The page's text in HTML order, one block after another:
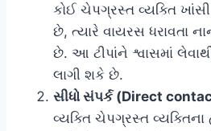
કોઈ ચેપગ્રસ્ત વ્યક્તિ
છે, ત્યારે વાયરસ ધરાવતા
છે. આ ટીપાંને શ્વાસમાં
લાગી શકે છે.
સીધો સંપર્ક (Direct
વ્યક્તિ ચેપગ્રસ્ત